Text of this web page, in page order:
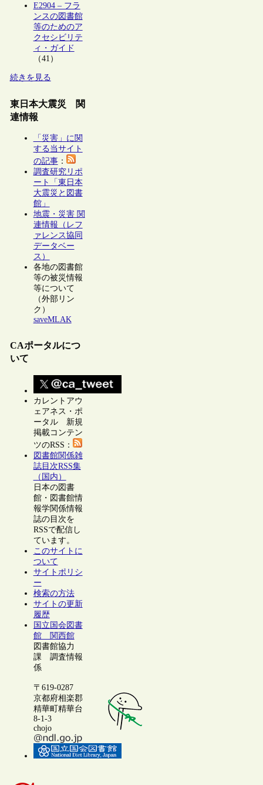
E2904 – フラ
ンスの図書館
等のためのア
クセシビリテ
ィ・ガイド
（41）
続きを見る
東日本大震災 関
連情報
「災害」に関
する当サイト
の記事：
調査研究リポ
ート「東日本
大震災と図書
館」
地震・災害 関
連情報（レフ
ァレンス協同
データベー
ス）
各地の図書館
等の被災情報
等について
（外部リン
ク）
saveMLAK
CAポータルにつ
いて
カレントアウ
ェアネス・ポ
ータル 新規
掲載コンテン
ツのRSS：
図書館関係雑
誌目次RSS集
（国内）
日本の図書
館・図書館情
報学関係情報
誌の目次を
RSSで配信し
ています。
このサイトに
ついて
サイトポリシ
ー
検索の方法
サイトの更新
履歴
国立国会図書
館 関西館
図書館協力
課 調査情報
係
〒619-0287
京都府相楽郡
精華町精華台
8-1-3
chojo